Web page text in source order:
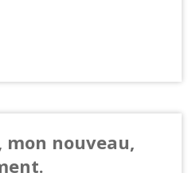
nouveau,